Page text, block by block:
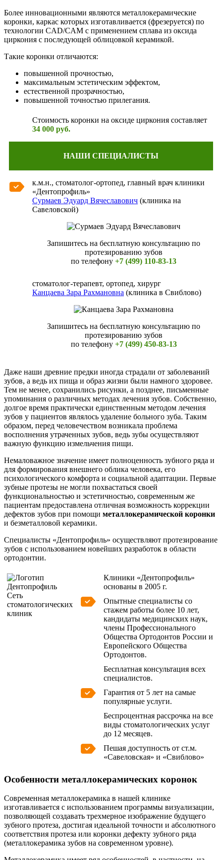
Более инновационными являются металлокерамические
коронки, каркас которых изготавливается (фрезеруется) по
технологии CAD/CAM с применением сплава из оксида
циркония с последующей облицовкой керамикой.
Такие коронки отличаются:
повышенной прочностью,
максимальным эстетическим эффектом,
естественной прозрачностью,
повышенной точностью прилегания.
Стоимость коронки на оксиде циркония составляет
34 000 руб.
НАШИ СПЕЦИАЛИСТЫ
к.м.н., стоматолог-ортопед, главный врач клиники
«Дентопрофиль»
Сурмаев Эдуард Вячеславович (клиника на
Савеловской)
Запишитесь на бесплатную консультацию по
протезированию зубов
по телефону +7 (499) 110-83-13
стоматолог-терапевт, ортопед, хирург
Канцаева Зара Рахмановна (клиника в Свиблово)
Запишитесь на бесплатную консультацию по
протезированию зубов
по телефону +7 (499) 450-83-13
Даже наши древние предки иногда страдали от заболеваний
зубов, а ведь их пища и образ жизни были намного здоровее.
Тем не менее, сохранились рисунки, а позднее, письменные
упоминания о различных методах лечения зубов. Собственно,
долгое время практически единственным методом лечения
зубов у пациентов являлось удаление больного зуба. Таким
образом, перед человечеством возникала проблема
восполнения утраченных зубов, ведь зубы осуществляют
важную функцию измельчения пищи.
Немаловажное значение имеет полноценность зубного ряда и
для формирования внешнего облика человека, его
психологического комфорта и социальной адаптации. Первые
зубные протезы не могли похвастаться своей
функциональностью и эстетичностью, современным же
пациентам предоставлена отличная возможность коррекции
дефектов зубов при помощи металлокерамической коронки
и безметалловой керамики.
Специалисты «Дентопрофиль» осуществляют протезирование
зубов с использованием новейших разработок в области
ортодонтии.
Сеть
стоматологических
клиник
Клиники «Дентопрофиль»
основаны в 2005 г.
Опытные специалисты со
стажем работы более 10 лет,
кандидаты медицинских наук,
члены Профессионального
Общества Ортодонтов России и
Европейского Общества
Ортодонтов.
Бесплатная консультация всех
специалистов.
Гарантия от 5 лет на самые
популярные услуги.
Беспроцентная рассрочка на все
виды стоматологических услуг
до 12 месяцев.
Пешая доступность от ст.м.
«Савеловская» и «Свиблово»
Особенности металлокерамических коронок
Современная металлокерамика в нашей клинике
изготавливается с использованием программы визуализации,
позволяющей создавать трехмерное изображение будущего
зубного протеза, достигая идеальной точности и абсолютного
соответствия протеза или коронки дефекту зубного ряда
(металлокерамика зубов на современном уровне).